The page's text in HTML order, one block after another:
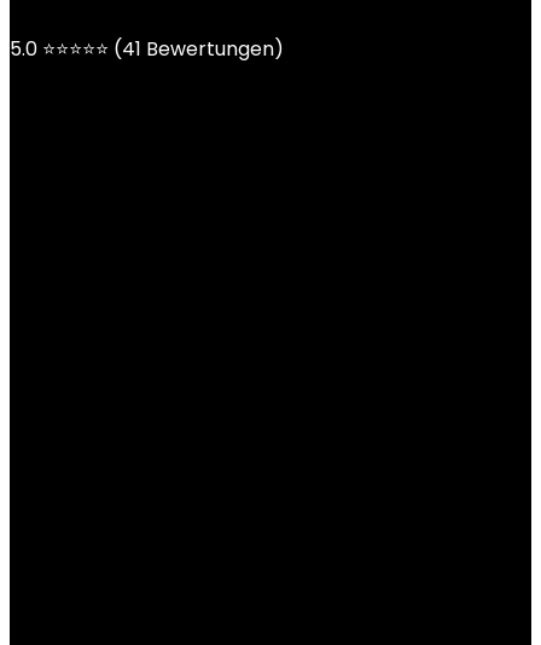
5.0 ⭐⭐⭐⭐⭐ (41 Bewertungen)